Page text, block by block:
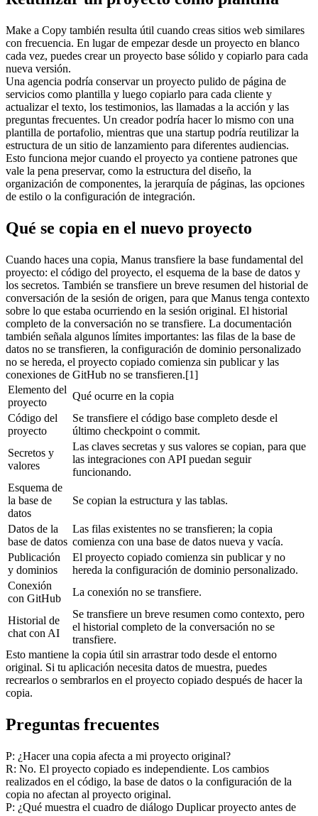
Make a Copy también resulta útil cuando creas sitios web similares
con frecuencia. En lugar de empezar desde un proyecto en blanco
cada vez, puedes crear un proyecto base sólido y copiarlo para cada
nueva versión.
Una agencia podría conservar un proyecto pulido de página de
servicios como plantilla y luego copiarlo para cada cliente y
actualizar el texto, los testimonios, las llamadas a la acción y las
preguntas frecuentes. Un creador podría hacer lo mismo con una
plantilla de portafolio, mientras que una startup podría reutilizar la
estructura de un sitio de lanzamiento para diferentes audiencias.
Esto funciona mejor cuando el proyecto ya contiene patrones que
vale la pena preservar, como la estructura del diseño, la
organización de componentes, la jerarquía de páginas, las opciones
de estilo o la configuración de integración.
Qué se copia en el nuevo proyecto
Cuando haces una copia, Manus transfiere la base fundamental del
proyecto: el código del proyecto, el esquema de la base de datos y
los secretos. También se transfiere un breve resumen del historial de
conversación de la sesión de origen, para que Manus tenga contexto
sobre lo que estaba ocurriendo en la sesión original. El historial
completo de la conversación no se transfiere. La documentación
también señala algunos límites importantes: las filas de la base de
datos no se transfieren, la configuración de dominio personalizado
no se hereda, el proyecto copiado comienza sin publicar y las
conexiones de GitHub no se transfieren.[1]
Elemento del
proyecto
Qué ocurre en la copia
Código del
proyecto
Se transfiere el código base completo desde el
último checkpoint o commit.
Secretos y
valores
Las claves secretas y sus valores se copian, para que
las integraciones con API puedan seguir
funcionando.
Esquema de
la base de
datos
Se copian la estructura y las tablas.
Datos de la
base de datos
Las filas existentes no se transfieren; la copia
comienza con una base de datos nueva y vacía.
Publicación
y dominios
El proyecto copiado comienza sin publicar y no
hereda la configuración de dominio personalizado.
Conexión
con GitHub
La conexión no se transfiere.
Historial de
chat con AI
Se transfiere un breve resumen como contexto, pero
el historial completo de la conversación no se
transfiere.
Esto mantiene la copia útil sin arrastrar todo desde el entorno
original. Si tu aplicación necesita datos de muestra, puedes
recrearlos o sembrarlos en el proyecto copiado después de hacer la
copia.
Preguntas frecuentes
P: ¿Hacer una copia afecta a mi proyecto original?
R: No. El proyecto copiado es independiente. Los cambios
realizados en el código, la base de datos o la configuración de la
copia no afectan al proyecto original.
P: ¿Qué muestra el cuadro de diálogo Duplicar proyecto antes de